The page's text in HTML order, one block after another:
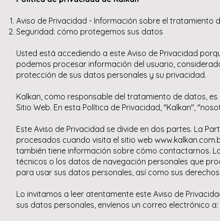
Aviso de Privacidad - Información sobre el tratamiento
Seguridad: cómo protegemos sus datos
Usted está accediendo a este Aviso de Privacidad
podemos procesar información del usuario,
protección de sus datos personales y su privacidad.
Kalkan, como responsable del tratamiento de datos,
Sitio Web. En esta Política de Privacidad, "Kalkan",
Este Aviso de Privacidad se divide en dos partes. La
procesados ​​cuando visita el sitio web
también tiene información sobre cómo contactarnos.
técnicos o los datos de navegación personales que
para usar sus datos personales, así como sus
Lo invitamos a leer atentamente este Aviso de
sus datos personales, envíenos un correo electrónico